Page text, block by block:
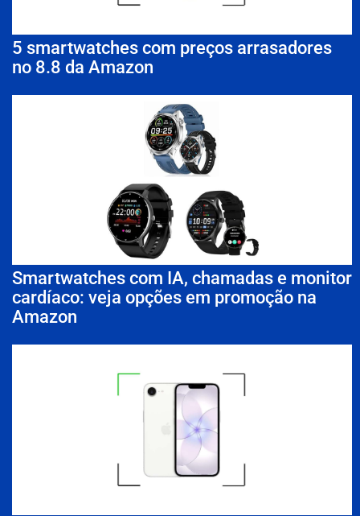
5 smartwatches com preços arrasadores
no 8.8 da Amazon
Smartwatches com IA, chamadas e monitor
cardíaco: veja opções em promoção na
Amazon